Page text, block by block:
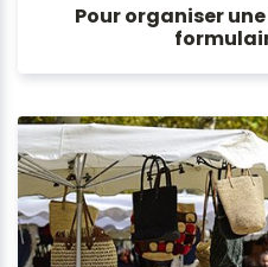
Pour organiser